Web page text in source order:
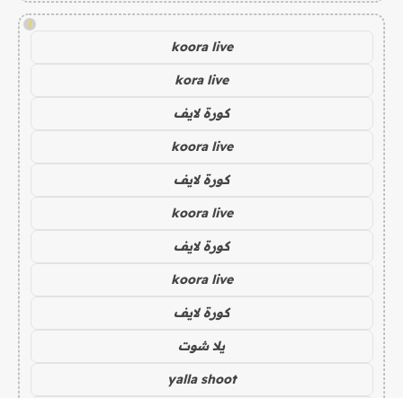
!
koora live
kora live
كورة لايف
koora live
كورة لايف
koora live
كورة لايف
koora live
كورة لايف
يلا شوت
yalla shoot